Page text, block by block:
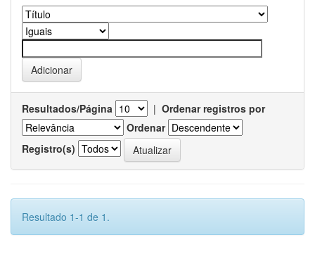
Resultados/Página | Ordenar registros por
Ordenar
Registro(s)
Resultado 1-1 de 1.